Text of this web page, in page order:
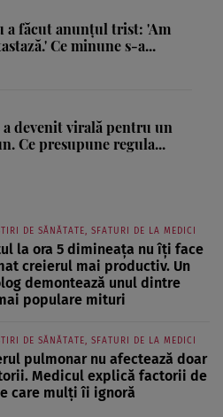
a făcut anunțul trist: 'Am
Ce minune s-a...
a devenit virală pentru un
Ce presupune regula...
DE SĂNĂTATE, SFATURI DE LA MEDICI
la ora 5 dimineața nu îți face
creierul mai productiv. Un
demontează unul dintre
populare mituri
DE SĂNĂTATE, SFATURI DE LA MEDICI
pulmonar nu afectează doar
Medicul explică factorii de
care mulți îi ignoră